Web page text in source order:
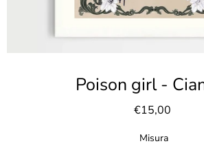
Poison girl -
€15,00
Misura